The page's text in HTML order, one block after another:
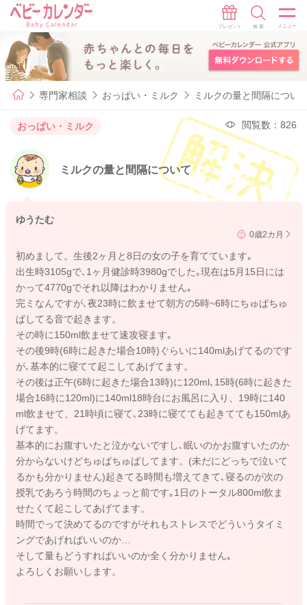
専門家相談 おっぱい・ミルク ミルクの量と間隔につい
おっぱい・ミルク 閲覧数：826
ミルクの量と間隔について
ゆうたむ
0歳2カ月
初めまして。生後2ヶ月と8日の女の子を育てています｡
出生時3105gで､1ヶ月健診時3980gでした｡現在は5月15日には
かって4770gでそれ以降はわかりません｡
完ミなんですが､夜23時に飲ませて朝方の5時~6時にちゅぱちゅ
ぱしてる音で起きます。
その時に150ml飲ませて速攻寝ます｡
その後9時(6時に起きた場合10時)ぐらいに140mlあげてるのです
が､基本的に寝てて起こしてあげてます。
その後は正午(6時に起きた場合13時)に120ml､15時(6時に起きた
場合16時に120ml)に140ml18時台にお風呂に入り、19時に140
ml飲ませて、21時頃に寝て､23時に寝てても起きてても150mlあ
げてます。
基本的にお腹すいたと泣かないですし､眠いのかお腹すいたのか
分からないけどちゅぱちゅぱしてます。(未だにどっちで泣いて
るかも分かりません)起きてる時間も増えてきて､寝るのが次の
授乳であろう時間のちょっと前です｡1日のトータル800ml飲ま
せたくて起こしてあげてます。
時間でって決めてるのですがそれもストレスでどういうタイミ
ングであげればいいのか…
そして量もどうすればいいのか全く分かりません｡
よろしくお願いします。